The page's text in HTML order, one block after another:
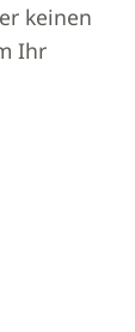
keinen
Ihr